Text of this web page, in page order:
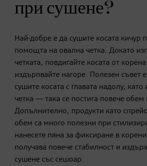
при сушене?
Най-добре е да сушите косата кичур
помощта на овална четка. Докато
четката, повдигайте косата от
издърпвайте нагоре. Полезен съвет
сушите косата с главата надолу, като
четка — така се постига повече обем
Допълнително, продукти като
обем са много полезни при
нанесете пяна за фиксиране в
получава повече стабилност и
сушене със сешоар.